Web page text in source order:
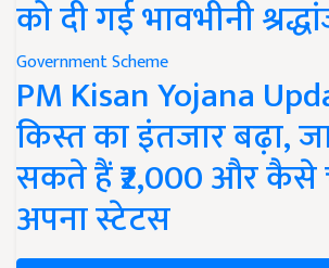
को दी गई भावभीनी
Government Scheme
PM Kisan Yojana
किस्त का इंतजार बढ़ा,
सकते हैं ₹2,000 और
अपना स्टेटस